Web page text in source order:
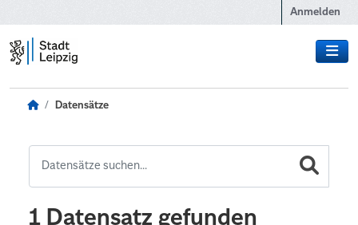
Anmelden
Datensätze
1 Datensatz gefunden